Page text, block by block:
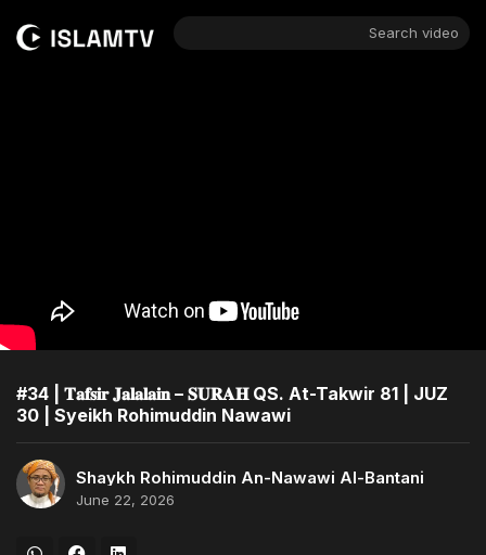
Search video
#34 | 𝐓𝐚𝐟𝐬𝐢𝐫 𝐉𝐚𝐥𝐚𝐥𝐚𝐢𝐧 – 𝐒𝐔𝐑𝐀𝐇 QS. At-Takwir 81 | JUZ
30 | Syeikh Rohimuddin Nawawi
Shaykh Rohimuddin An-Nawawi Al-Bantani
June 22, 2026